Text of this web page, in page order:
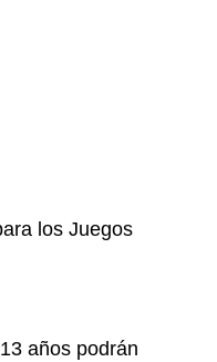
los Juegos
años podrán